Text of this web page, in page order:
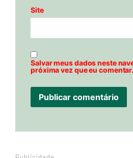
Site
Salvar meus dados neste
próxima vez que eu comentar.